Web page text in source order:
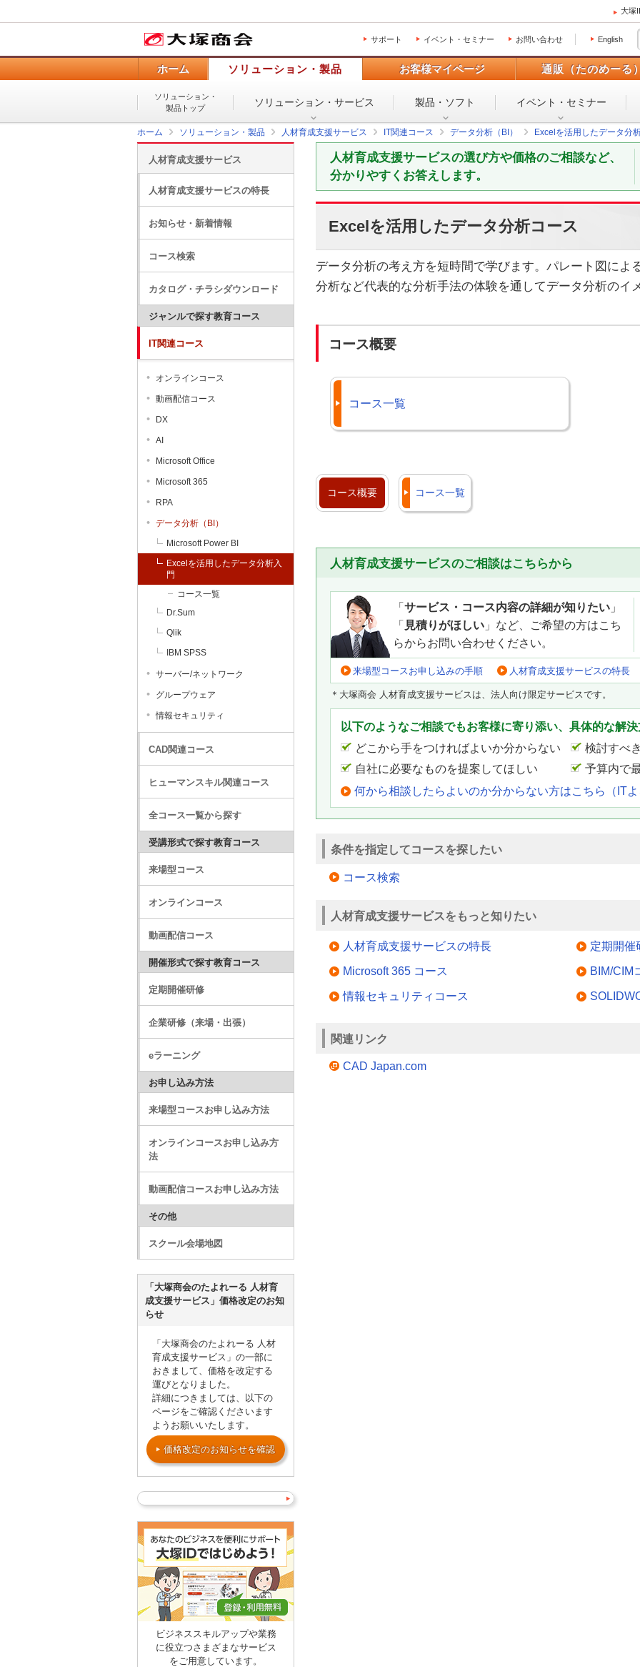
大塚
サポート イベント・セミナー お問い合わせ English
ホーム ソリューション・製品 お客様マイページ 通販（たのめーる）
ソリューション・
製品トップ
ソリューション・ サービス 製品・ソフト イベント・ セミナー
ホーム ソリューション・製品 人材育成支援サービス IT関連コース データ分析（BI） Excelを活用したデータ分
人材育成支援サービスの選び方や価格のご相談など、
分かりやすくお答えします。
Excelを活用したデータ分析コース
データ分析の考え方を短時間で学びます。パレート図によ
分析など代表的な分析手法の体験を通してデータ分析のイ
コース概要
コース一覧
コース概要 コース一覧
人材育成支援サービスのご相談はこちらから
「 サービス・コース内容の詳細が知りたい 」
「 見積りがほしい 」など、ご希望の方はこち
らからお問い合わせください。
来場型コースお申し込みの手順 人材育成支援サービスの特長
＊大塚商会 人材育成支援サービスは、法人向け限定サービスです。
以下のようなご相談でもお客様に寄り添い、具体的な解
どこから手をつければよいか分からない
検討すべ
自社に必要なものを提案してほしい
予算内で
何から相談したらよいのか分からない方はこちら（ITよ
条件を指定してコースを探したい
コース検索
人材育成支援サービスをもっと知りたい
人材育成支援サービスの特長 定期開催
Microsoft 365 コース BIM/CIM
情報セキュリティコース
関連リンク
CAD Japan.com
人材育成支援サービス
人材育成支援サービスの特長
お知らせ・新着情報
コース検索
カタログ・チラシダウンロード
ジャンルで探す教育コース
IT関連コース
オンラインコース
動画配信コース
DX
AI
Microsoft Office
Microsoft 365
RPA
データ分析（BI）
Microsoft Power BI
Excelを活用したデータ分析入
門
コース一覧
Dr.Sum
Qlik
IBM SPSS
サーバー/ネットワーク
グループウェア
情報セキュリティ
CAD関連コース
ヒューマンスキル関連コース
全コース一覧から探す
受講形式で探す教育コース
来場型コース
オンラインコース
動画配信コース
開催形式で探す教育コース
定期開催研修
企業研修（来場・出張）
eラーニング
お申し込み方法
来場型コースお申し込み方法
オンラインコースお申し込み方
法
動画配信コースお申し込み方法
その他
スクール会場地図
「大塚商会のたよれーる 人材育
成支援サービス」価格改定のお知
らせ
「大塚商会のたよれーる 人材
育成支援サービス」の一部に
おきまして、価格を改定する
運びとなりました。
詳細につきましては、以下の
ページをご確認くださいます
ようお願いいたします。
価格改定のお知らせを確認
ビジネススキルアップや業務
に役立つさまざまなサービス
をご用意しています。